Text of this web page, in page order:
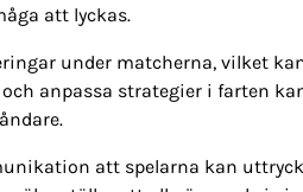
att lyckas.
under matcherna, vilket
anpassa strategier i farten
att spelarna kan